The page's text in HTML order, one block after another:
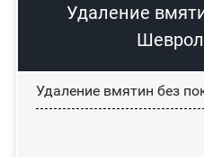
Удаление
Удаление вмятин без